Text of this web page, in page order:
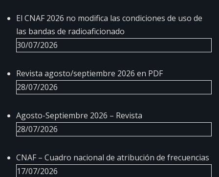
El CNAF 2026 no modifica las condiciones de uso de
las bandas de radioaficionado
30/07/2026
Revista agosto/septiembre 2026 en PDF
28/07/2026
Agosto-Septiembre 2026 – Revista
28/07/2026
CNAF – Cuadro nacional de atribución de frecuencias
17/07/2026